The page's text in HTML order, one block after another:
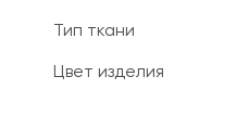
Тип ткани
Цвет изделия